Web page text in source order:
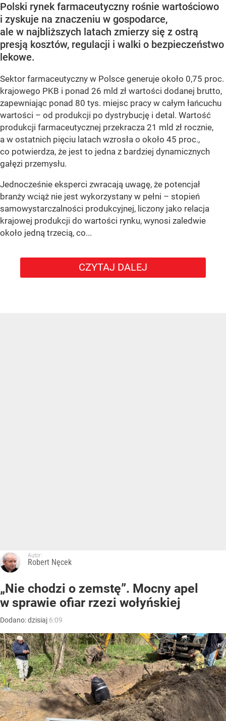
Polski rynek farmaceutyczny rośnie wartościowo
i zyskuje na znaczeniu w gospodarce,
ale w najbliższych latach zmierzy się z ostrą
presją kosztów, regulacji i walki o bezpieczeństwo
lekowe.
Sektor farmaceutyczny w Polsce generuje około 0,75 proc.
krajowego PKB i ponad 26 mld zł wartości dodanej brutto,
zapewniając ponad 80 tys. miejsc pracy w całym łańcuchu
wartości – od produkcji po dystrybucję i detal. Wartość
produkcji farmaceutycznej przekracza 21 mld zł rocznie,
a w ostatnich pięciu latach wzrosła o około 45 proc.,
co potwierdza, że jest to jedna z bardziej dynamicznych
gałęzi przemysłu.
Jednocześnie eksperci zwracają uwagę, że potencjał
branży wciąż nie jest wykorzystany w pełni – stopień
samowystarczalności produkcyjnej, liczony jako relacja
krajowej produkcji do wartości rynku, wynosi zaledwie
około jedną trzecią, co...
CZYTAJ DALEJ
Autor:
Robert Nęcek
„Nie chodzi o zemstę”. Mocny apel
w sprawie ofiar rzezi wołyńskiej
Dodano:dzisiaj 6:09